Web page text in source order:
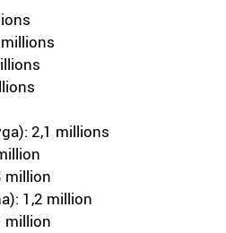
2,1 millions
million
1,2 million
million